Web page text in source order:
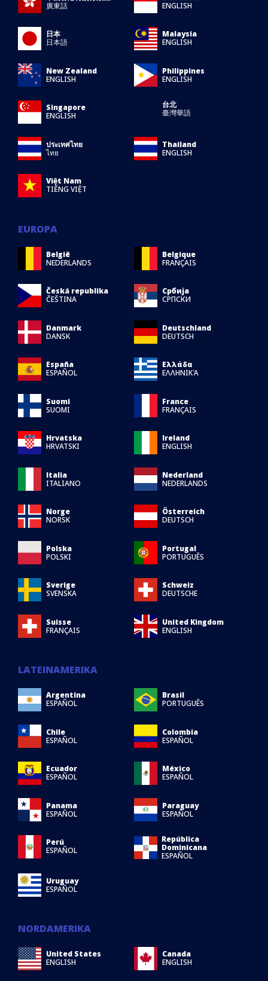
廣東話
ENGLISH
日本
日本語
Malaysia
ENGLISH
New Zealand
ENGLISH
Philippines
ENGLISH
Singapore
ENGLISH
台北
臺灣華語
ประเทศไทย
ไทย
Thailand
ENGLISH
Việt Nam
TIẾNG VIỆT
EUROPA
België
NEDERLANDS
Belgique
FRANÇAIS
Česká republika
ČEŠTINA
Србија
СРПСКИ
Danmark
DANSK
Deutschland
DEUTSCH
España
ESPAÑOL
Ελλάδα
ΕΛΛΗΝΙΚΆ
Suomi
SUOMI
France
FRANÇAIS
Hrvatska
HRVATSKI
Ireland
ENGLISH
Italia
ITALIANO
Nederland
NEDERLANDS
Norge
NORSK
Österreich
DEUTSCH
Polska
POLSKI
Portugal
PORTUGUÊS
Sverige
SVENSKA
Schweiz
DEUTSCHE
Suisse
FRANÇAIS
United Kingdom
ENGLISH
LATEINAMERIKA
Argentina
ESPAÑOL
Brasil
PORTUGUÊS
Chile
ESPAÑOL
Colombia
ESPAÑOL
Ecuador
ESPAÑOL
México
ESPAÑOL
Panama
ESPAÑOL
Paraguay
ESPAÑOL
Perú
ESPAÑOL
República
Dominicana
ESPAÑOL
Uruguay
ESPAÑOL
NORDAMERIKA
United States
ENGLISH
Canada
ENGLISH